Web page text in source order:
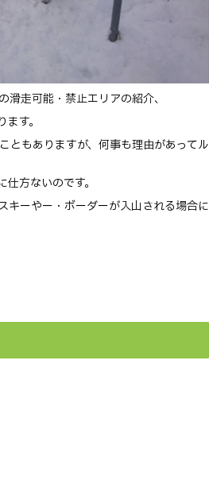
走可能・禁止エリアの紹介、
す。
ともありますが、何事も理由があってル
方ないのです。
キーやー・ボーダーが入山される場合に